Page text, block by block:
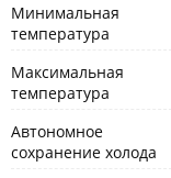
Минимальная
температура
Максимальная
температура
Автономное
сохранение холода